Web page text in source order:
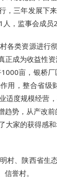
，三年发展下
，监事会成员2
各类资源进行
正成为收益性
亩，银桥
用，整合省级
适度规模经营
趋势，从产改
大家的获得感
村、陕西省生
誉村。